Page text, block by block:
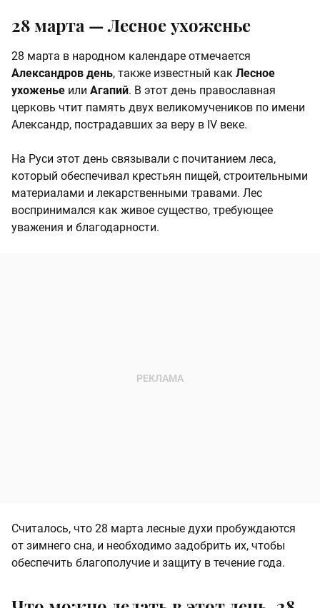
28 марта —Лесное ухоженье
28 марта в народном календаре отмечается
Александров день, также известный как Лесное
ухоженье или Агапий. В этот день православная
церковь чтит память двух великомучеников по имени
Александр, пострадавших за веру в IV веке.
На Руси этот день связывали с почитанием леса,
который обеспечивал крестьян пищей, строительными
материалами и лекарственными травами. Лес
воспринимался как живое существо, требующее
уважения и благодарности.
Считалось, что 28 марта лесные духи пробуждаются
от зимнего сна, и необходимо задобрить их, чтобы
обеспечить благополучие и защиту в течение года.